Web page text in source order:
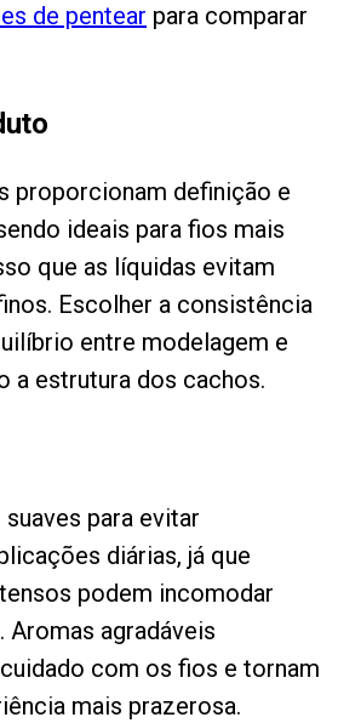
de pentear para comparar
proporcionam definição e
ideais para fios mais
que as líquidas evitam
Escolher a consistência
entre modelagem e
a estrutura dos cachos.
para evitar
diárias, já que
podem incomodar
Aromas agradáveis
com os fios e tornam
mais prazerosa.